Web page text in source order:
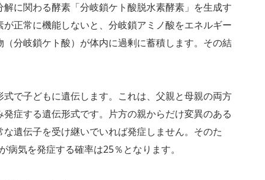
に関わる酵素「分岐鎖ケト酸脱水素酵素」を生成す
正常に機能しないと、分岐鎖アミノ酸をエネルギー
分岐鎖ケト酸）が体内に過剰に蓄積します。その結
で子どもに遺伝します。これは、父親と母親の両方
症する遺伝形式です。片方の親からだけ変異のある
遺伝子を受け継いでいれば発症しません。そのた
病気を発症する確率は25％となります。